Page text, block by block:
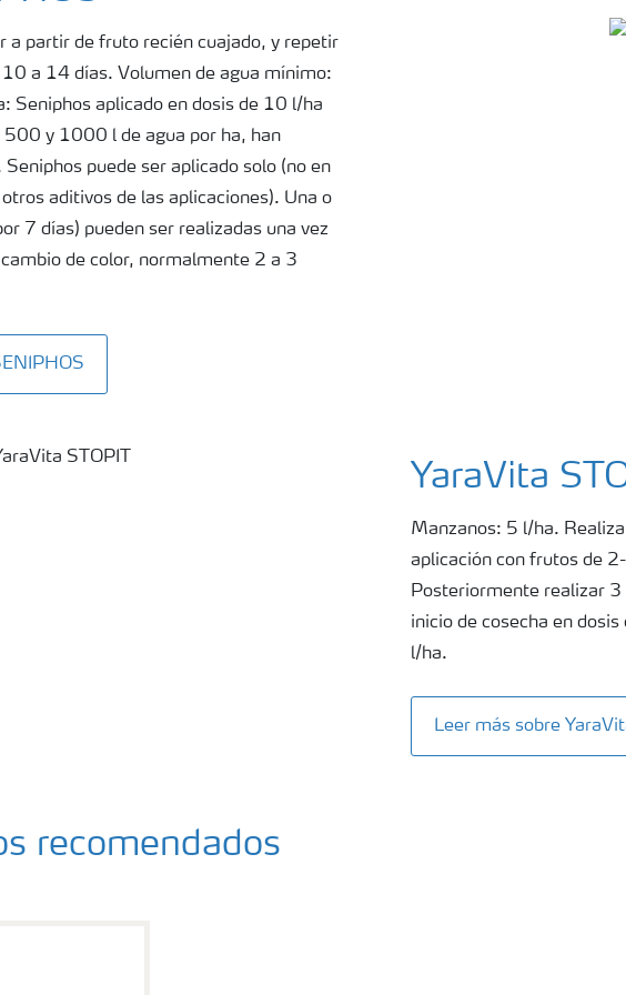
a partir de fruto recién cuajado, y repetir
a 14 días. Volumen de agua mínimo:
Seniphos aplicado en dosis de 10 l/ha
500 y 1000 l de agua por ha, han
puede ser aplicado solo (no en
aditivos de las aplicaciones). Una o
7 días) pueden ser realizadas una vez
de color, normalmente 2 a 3
YaraVita
Manzanos: 5 l/ha.
aplicación con frutos de
Posteriormente realizar
inicio de cosecha en
l/ha.
Leer más sobre
recomendados